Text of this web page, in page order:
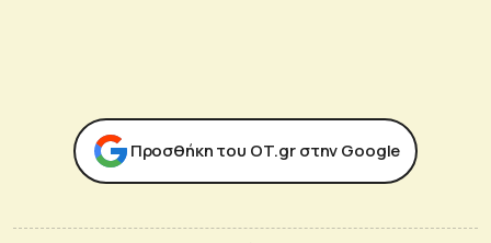
Προσθήκη του ΟΤ.gr στην Google